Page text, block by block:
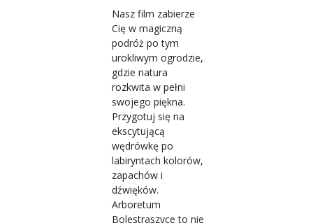
Nasz film zabierze
Cię w magiczną
podróż po tym
urokliwym ogrodzie,
gdzie natura
rozkwita w pełni
swojego piękna.
Przygotuj się na
ekscytującą
wędrówkę po
labiryntach kolorów,
zapachów i
dźwięków.
Arboretum
Bolestraszyce to nie